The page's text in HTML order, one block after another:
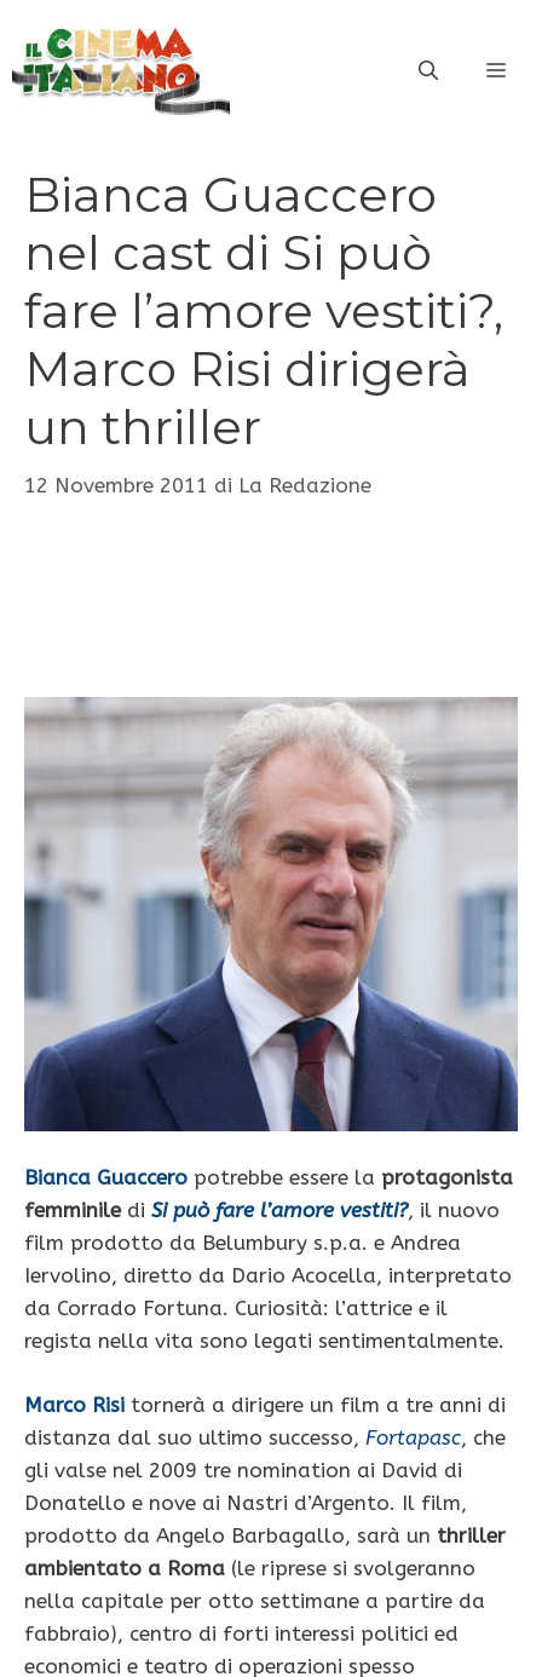
contenuto
Bianca Guaccero
nel cast di Si può
fare l’amore vestiti?,
Marco Risi dirigerà
un thriller
12 Novembre 2011 di La Redazione
Bianca Guaccero potrebbe essere la protagonista
femminiledi Si può fare l’amore vestiti?, il nuovo
film prodotto da Belumbury s.p.a. e Andrea
Iervolino, diretto da Dario Acocella, interpretato
da Corrado Fortuna. Curiosità: l’attrice e il
regista nella vita sono legati sentimentalmente.
Marco Risi tornerà a dirigere un film a tre anni di
distanza dal suo ultimo successo, Fortapasc, che
gli valse nel 2009 tre nomination ai David di
Donatello e nove ai Nastri d’Argento. Il film,
prodotto da Angelo Barbagallo, sarà un thriller
ambientato a Roma (le riprese si svolgeranno
nella capitale per otto settimane a partire da
fabbraio), centro di forti interessi politici ed
economici e teatro di operazioni spesso